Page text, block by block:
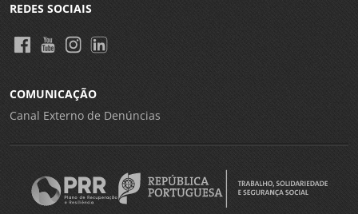
REDES SOCIAIS
COMUNICAÇÃO
Canal Externo de Denúncias